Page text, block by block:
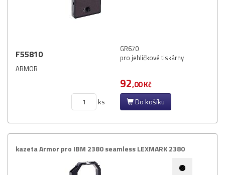
F55810
ARMOR
GR670
pro jehličkové tiskárny
92,00 Kč
ks Do košíku
kazeta Armor pro IBM 2380 seamless LEXMARK 2380